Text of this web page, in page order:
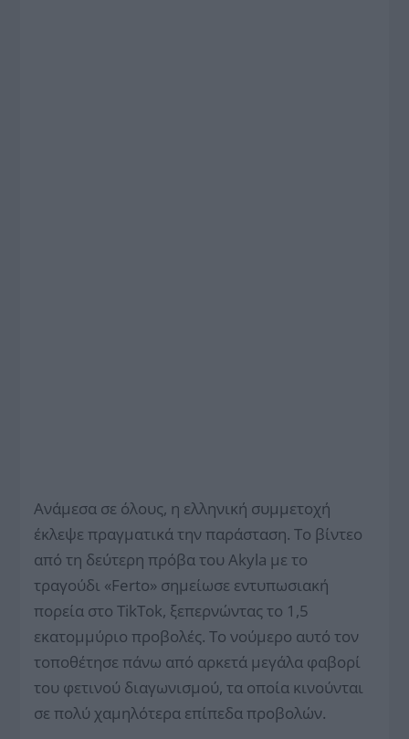
Ανάμεσα σε όλους, η ελληνική συμμετοχή
έκλεψε πραγματικά την παράσταση. Το βίντεο
από τη δεύτερη πρόβα του Akyla με το
τραγούδι «Ferto» σημείωσε εντυπωσιακή
πορεία στο TikTok, ξεπερνώντας το 1,5
εκατομμύριο προβολές. Το νούμερο αυτό τον
τοποθέτησε πάνω από αρκετά μεγάλα φαβορί
του φετινού διαγωνισμού, τα οποία κινούνται
σε πολύ χαμηλότερα επίπεδα προβολών.